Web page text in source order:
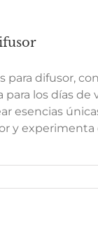
difusor,
los días de
esencias
y